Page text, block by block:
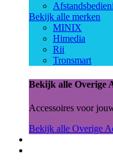
Bekijk alle merken
MINIX
Himedia
Rii
Tronsmart
Bekijk alle Overige
Accessoires voor
Bekijk alle Overige